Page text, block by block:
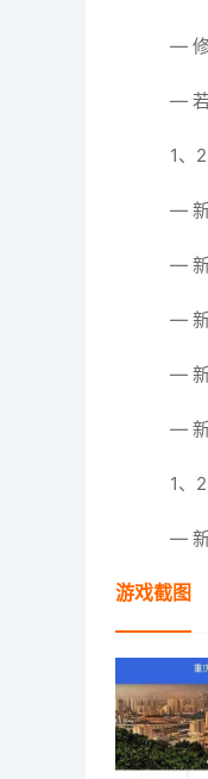
— 修
— 若
1、2
— 新
— 新
— 新
— 新
— 新
1、2
— 新
游戏截图